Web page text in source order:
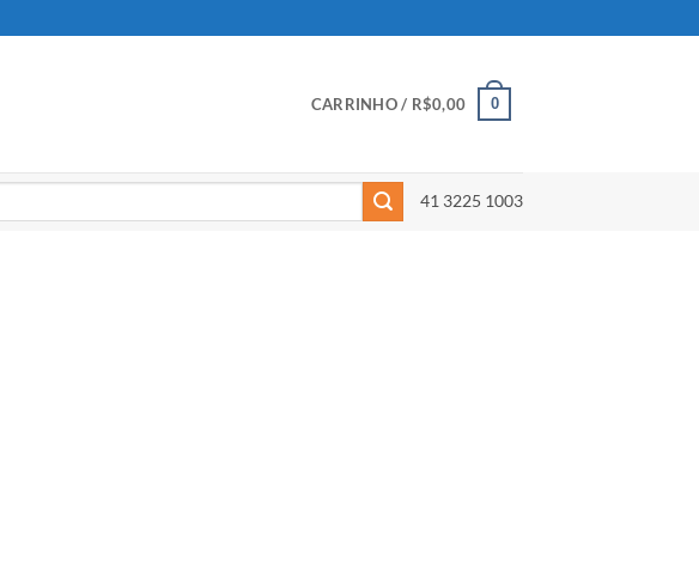
CARRINHO / R$0,00 0
41 3225 1003